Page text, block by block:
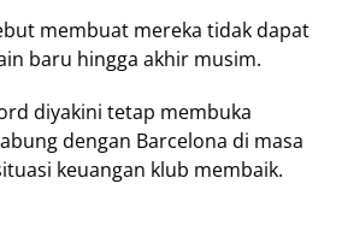
membuat mereka tidak dapat
baru hingga akhir musim.
diyakini tetap membuka
dengan Barcelona di masa
keuangan klub membaik.